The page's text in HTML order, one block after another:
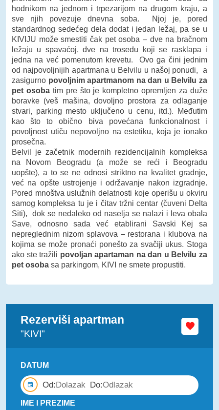
Rezerviši apartman
"KIVI"
DATUM
Od: Do:
IME I PREZIME
hodnikom na jednom i trpezarijom na drugom kraju, a
sve njih povezuje dnevna soba. Njoj je, pored
standardnog sedećeg dela dodat i jedan ležaj, pa se u
KIVIJU može smestiti čak pet osoba – dve na bračnom
ležaju u spavaćoj, dve na trosedu koji se rasklapa i
jedna na već pomenutom krevetu. Ovo ga čini jednim
od najpovoljnijih apartmana u Belvilu u našoj ponudi, a
zasigurno povoljnim apartmanom na dan u Belvilu za
pet osobatim pre što je kompletno opremljen za duže
boravke (veš mašina, dovoljno prostora za odlaganje
stvari, parking mesto uključeno u cenu, itd.). Međutim
kao što to obično biva povećana funkcionalnost i
povoljnost utiču nepovoljno na estetiku, koja je ionako
prosečna.
Belvil je začetnik modernih rezidencijalnih kompleksa
na Novom Beogradu (a može se reći i Beogradu
uopšte), a to se ne odnosi striktno na kvalitet gradnje,
već na opšte ustrojenje i održavanje nakon izgradnje.
Pored mnoštva uslužnih delatnosti koje operišu u okviru
samog kompleksa tu je i čitav tržni centar (čuveni Delta
Siti), dok se nedaleko od naselja se nalazi i leva obala
Save, odnosno sada već etablirani Savski Kej sa
nepreglednim nizom splavova – restorana i klubova na
kojima se može pronaći ponešto za svačiji ukus. Stoga
ako ste tražili povoljan apartaman na dan u Belvilu za
pet osoba sa parkingom, KIVI ne smete propustiti.